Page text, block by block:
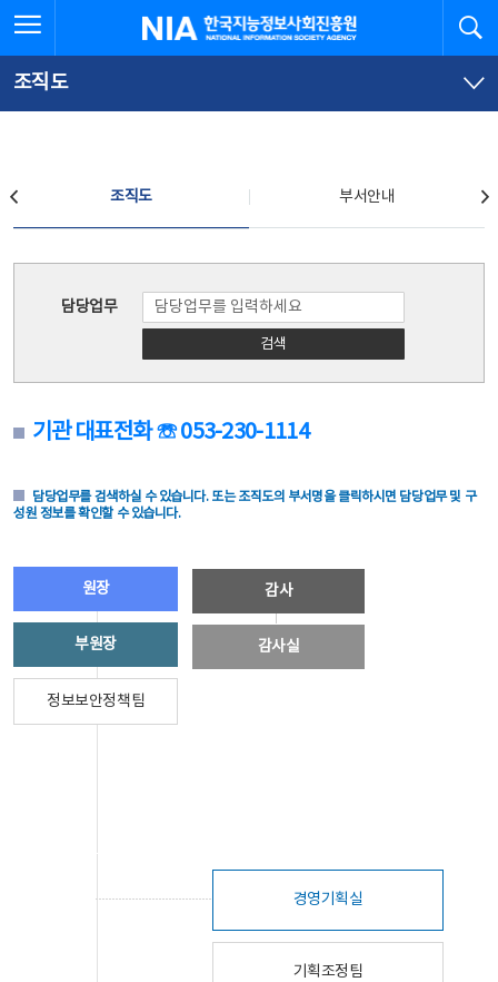
문
로
가
체
뉴
바
가
한국지능정보사회진흥원
조직도
조직도 부서안내
담당업무
검색
기관 대표전화 ☏ 053-230-1114
담당업무를 검색하실 수 있습니다. 또는 조직도의 부서명을 클릭하시면 담당업무 및 구
성원 정보를 확인할 수 있습니다.
원장
부원장
정보보안정책팀
감사
감사실
경영기획실
기획조정팀